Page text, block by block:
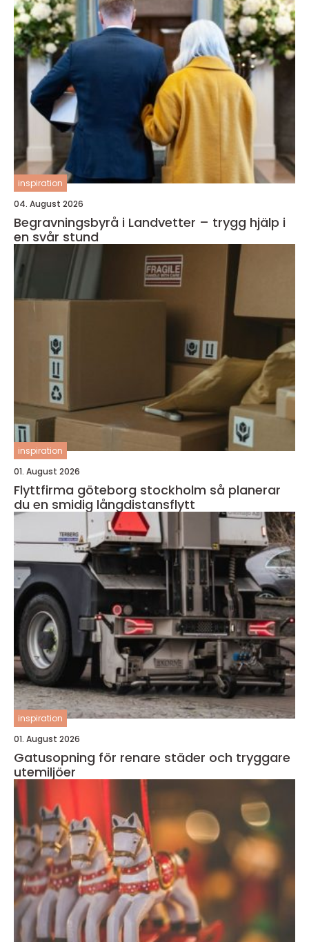
inspiration
04. August 2026
Begravningsbyrå i Landvetter – trygg hjälp i
en svår stund
inspiration
01. August 2026
Flyttfirma göteborg stockholm så planerar
du en smidig långdistansflytt
inspiration
01. August 2026
Gatusopning för renare städer och tryggare
utemiljöer